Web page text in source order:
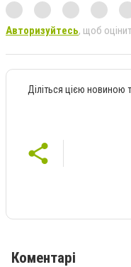
Авторизуйтесь, щоб
Діліться цією новиною
Коментарі